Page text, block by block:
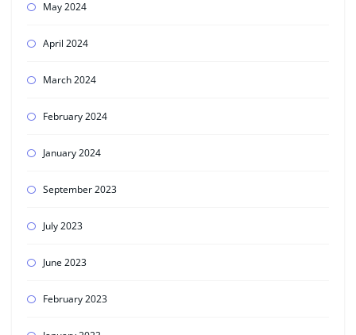
May 2024
April 2024
March 2024
February 2024
January 2024
September 2023
July 2023
June 2023
February 2023